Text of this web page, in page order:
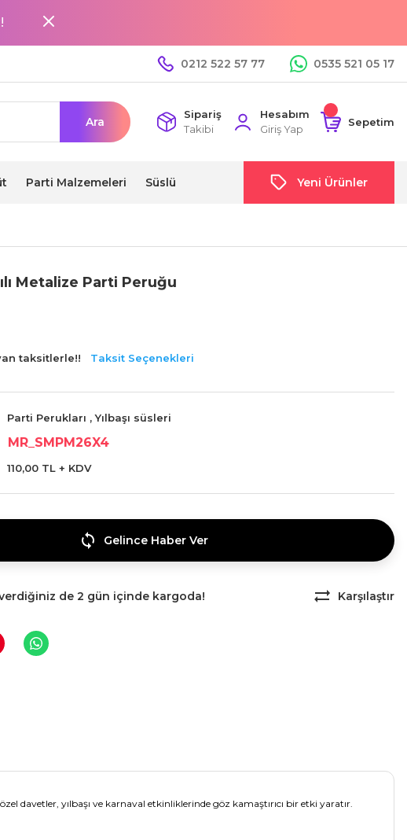
0212 522 57 77 0535 521 05 17
Ara
Sipariş
Takibi
Hesabım
Giriş Yap
Sepetim
Parti Malzemeleri Süslü Yeni Ürünler
Metalize Parti Peruğu
taksitlerle!! Taksit Seçenekleri
Parti Perukları ,Yılbaşı süsleri
MR_SMPM26X4
110,00 TL + KDV
Gelince Haber Ver
de 2 gün içinde kargoda! Karşılaştır
davetler, yılbaşı ve karnaval etkinliklerinde göz kamaştırıcı bir etki yaratır.